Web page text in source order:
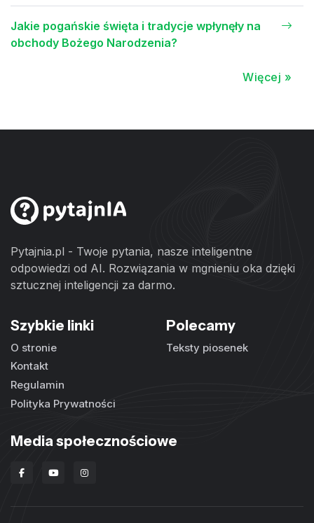
Jakie pogańskie święta i tradycje wpłynęły na
obchody Bożego Narodzenia?
Więcej »
Pytajnia.pl - Twoje pytania, nasze inteligentne
odpowiedzi od AI. Rozwiązania w mgnieniu oka dzięki
sztucznej inteligencji za darmo.
Szybkie linki
O stronie
Kontakt
Regulamin
Polityka Prywatności
Polecamy
Teksty piosenek
Media społecznościowe